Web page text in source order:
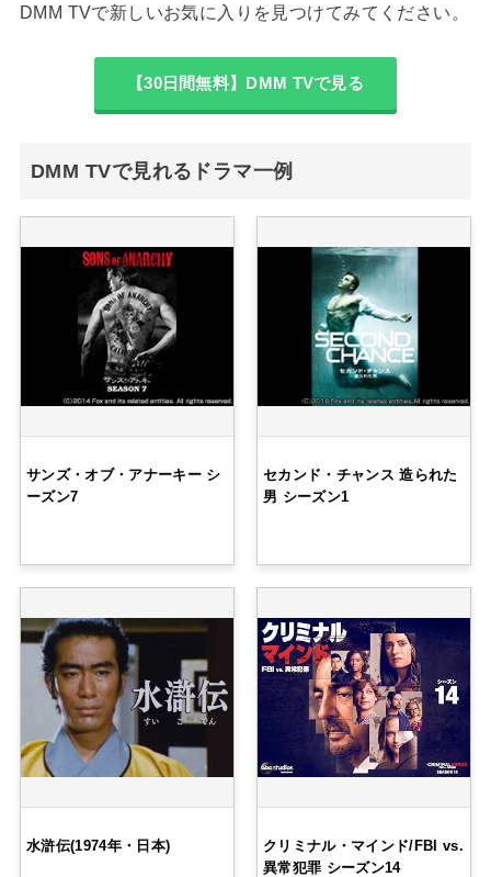
DMM TVで新しいお気に入りを見つけてみてください。
【30日間無料】DMM TVで見る
DMM TVで見れるドラマ一例
サンズ・オブ・アナーキー シ
ーズン7
セカンド・チャンス 造られた
男 シーズン1
水滸伝(1974年・日本)
クリミナル・マインド/FBI vs.
異常犯罪 シーズン14